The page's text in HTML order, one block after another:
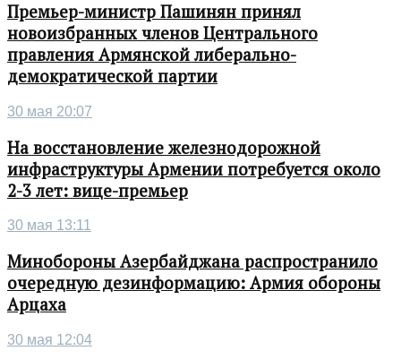
Премьер-министр Пашинян принял
новоизбранных членов Центрального
правления Армянской либерально-
демократической партии
30 мая 20:07
На восстановление железнодорожной
инфраструктуры Армении потребуется около
2-3 лет: вице-премьер
30 мая 13:11
Минобороны Азербайджана распространило
очередную дезинформацию: Армия обороны
Арцаха
30 мая 12:04